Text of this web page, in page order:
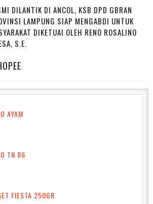
DILANTIK DI ANCOL, KSB DPD GBRAN
LAMPUNG SIAP MENGABDI UNTUK
DIKETUAI OLEH RENO ROSALINO
S.E.
AYAM
TN 86
FIESTA 250GR